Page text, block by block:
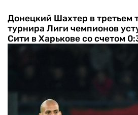
Донецкий Шахтер в третьем
турнира Лиги чемпионов
Сити в Харькове со счетом